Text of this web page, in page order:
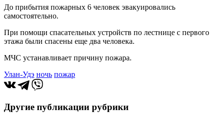
До прибытия пожарных 6 человек эвакуировались
самостоятельно.
При помощи спасательных устройств по лестнице с первого
этажа были спасены еще два человека.
МЧС устанавливает причину пожара.
Улан-Удэ ночь пожар
Другие публикации рубрики